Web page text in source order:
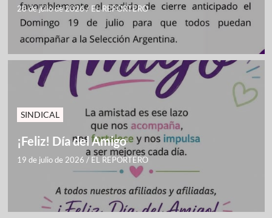
28 de julio de 2026/ EL REPORTERO
SINDICAL
¡Feliz! Día del Amigo
19 de julio de 2026 / EL REPORTERO